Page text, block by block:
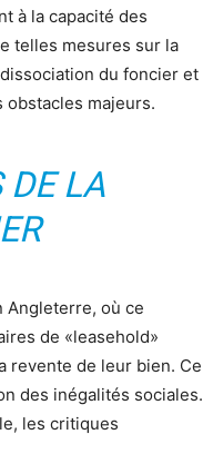
à la capacité des
telles mesures sur la
du foncier et
obstacles majeurs.
DE LA
Angleterre, où ce
de «leasehold»
revente de leur bien. Ce
des inégalités sociales.
les critiques